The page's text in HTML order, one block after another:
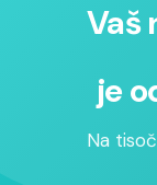
Vaš
je
Na